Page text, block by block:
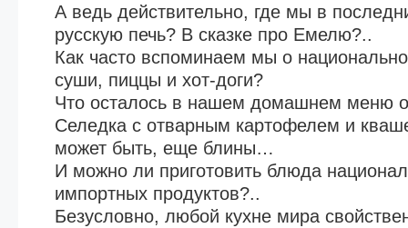
А ведь действительно, где мы в
русскую печь? В сказке про Емелю?..
Как часто вспоминаем мы о
суши, пиццы и хот-доги?
Что осталось в нашем домашнем меню
Селедка с отварным картофелем и
может быть, еще блины…
И можно ли приготовить блюда
импортных продуктов?..
Безусловно, любой кухне мира